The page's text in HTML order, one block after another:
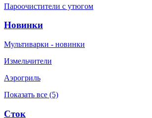
Пароочистители с утюгом
Новинки
Мультиварки - новинки
Измельчители
Аэрогриль
Показать все (5)
Сток